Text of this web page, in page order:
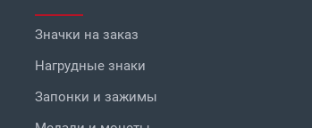
Значки на заказ
Нагрудные знаки
Запонки и зажимы